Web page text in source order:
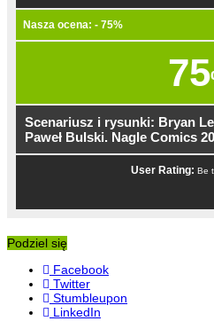
Nasza ocena: - 75%
75
Scenariusz i rysunki: Bryan
Paweł Bulski. Nagle Comics
User Rating: Be
Podziel się
Facebook
Twitter
Stumbleupon
LinkedIn